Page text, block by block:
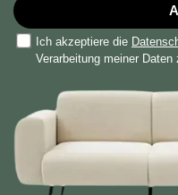
Ich akzeptiere die
Verarbeitung meiner